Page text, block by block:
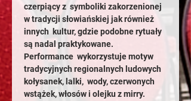
czerpiący z  symboliki zakorzenionej
w tradycji słowiańskiej jak również
innych  kultur, gdzie podobne rytuały
są nadal praktykowane.
Performance  wykorzystuje motyw
tradycyjnych regionalnych ludowych
kołysanek, lalki,  wody, czerwonych
wstążek, włosów i olejku z mirry.